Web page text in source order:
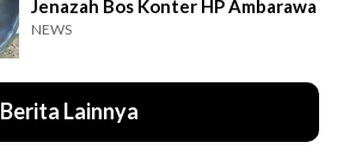
Jenazah Bos Konter HP Ambarawa
NEWS
Berita Lainnya